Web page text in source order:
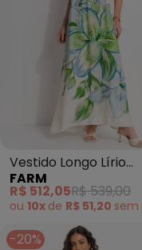
Vestido Longo Lírio
Tropical (Bege)
FARM
R$ 512,05R$ 539,00
ou 10x de R$ 51,20 sem
-20%